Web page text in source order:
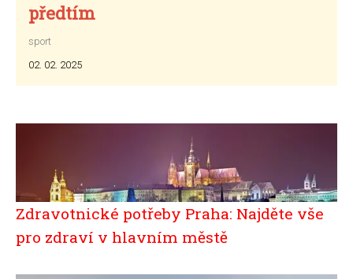
předtím
sport
02. 02. 2025
Zdravotnické potřeby Praha: Najděte vše
pro zdraví v hlavním městě